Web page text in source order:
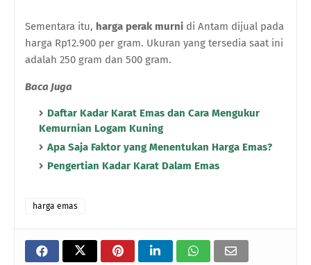
Sementara itu, harga perak murni di Antam dijual pada
harga Rp12.900 per gram. Ukuran yang tersedia saat ini
adalah 250 gram dan 500 gram.
Baca Juga
Daftar Kadar Karat Emas dan Cara Mengukur
Kemurnian Logam Kuning
Apa Saja Faktor yang Menentukan Harga Emas?
Pengertian Kadar Karat Dalam Emas
harga emas